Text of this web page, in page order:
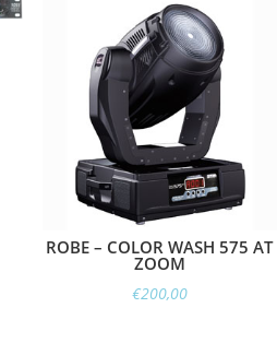
ROBE – COLOR WASH 575 AT
ZOOM
€200,00